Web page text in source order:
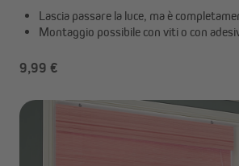
Lascia passare la luce, ma è
Montaggio possibile con viti o con
9,99 €